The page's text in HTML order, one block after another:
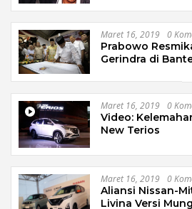
Maret 16, 2019 0
Prabowo
Gerindra di
Maret 16, 2019 0
Video:
New Terios
Maret 16, 2019 0
Aliansi Nissan-
Livina Versi